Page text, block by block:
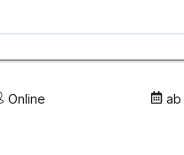
Online ab